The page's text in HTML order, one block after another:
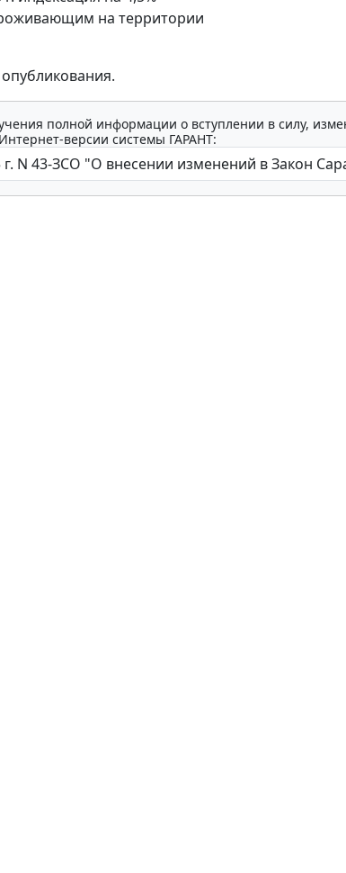
на территории
полной информации о вступлении в силу,
версии системы ГАРАНТ: